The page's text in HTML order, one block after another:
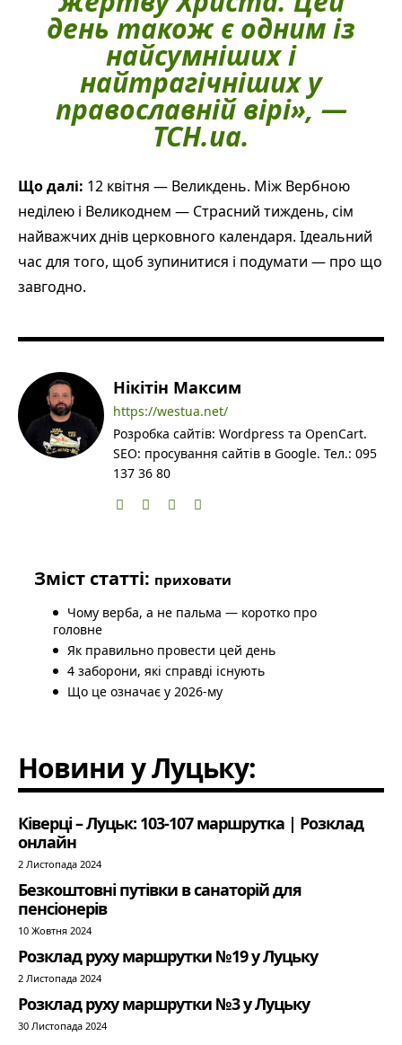
день також є одним із
найсумніших і
найтрагічніших у
православній вірі», —
ТСН.ua.
Що далі: 12 квітня — Великдень. Між Вербною
неділею і Великоднем — Страсний тиждень, сім
найважчих днів церковного календаря. Ідеальний
час для того, щоб зупинитися і подумати — про що
завгодно.
Нікітін Максим
https://westua.net/
Розробка сайтів: Wordpress та OpenCart.
SEO: просування сайтів в Google. Тел.: 095
137 36 80
Зміст статті: приховати
Чому верба, а не пальма — коротко про
головне
Як правильно провести цей день
4 заборони, які справді існують
Що це означає у 2026-му
Новини у Луцьку:
Ківерці – Луцьк: 103-107 маршрутка | Розклад
онлайн
2 Листопада 2024
Безкоштовні путівки в санаторій для
пенсіонерів
10 Жовтня 2024
Розклад руху маршрутки №19 у Луцьку
2 Листопада 2024
Розклад руху маршрутки №3 у Луцьку
30 Листопада 2024